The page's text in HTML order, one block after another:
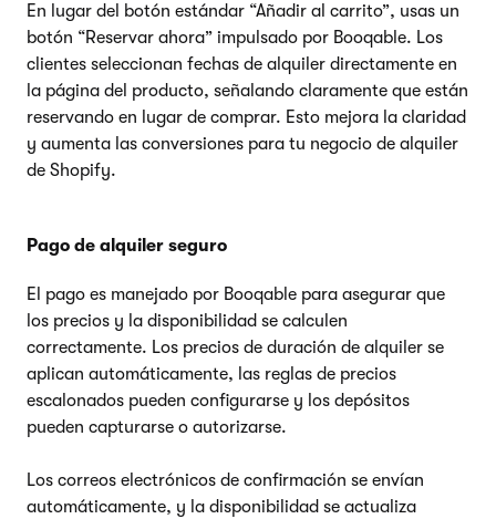
En lugar del botón estándar “Añadir al carrito”, usas un
botón “Reservar ahora” impulsado por Booqable. Los
clientes seleccionan fechas de alquiler directamente en
la página del producto, señalando claramente que están
reservando en lugar de comprar. Esto mejora la claridad
y aumenta las conversiones para tu negocio de alquiler
de Shopify.
Pago de alquiler seguro
El pago es manejado por Booqable para asegurar que
los precios y la disponibilidad se calculen
correctamente. Los precios de duración de alquiler se
aplican automáticamente, las reglas de precios
escalonados pueden configurarse y los depósitos
pueden capturarse o autorizarse.
Los correos electrónicos de confirmación se envían
automáticamente, y la disponibilidad se actualiza